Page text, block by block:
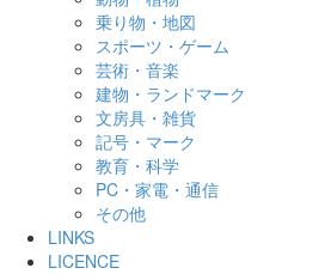
乗り物・地図
スポーツ・ゲーム
芸術・音楽
建物・ランドマーク
文房具・雑貨
記号・マーク
教育・科学
PC・家電・通信
その他
LINKS
LICENCE